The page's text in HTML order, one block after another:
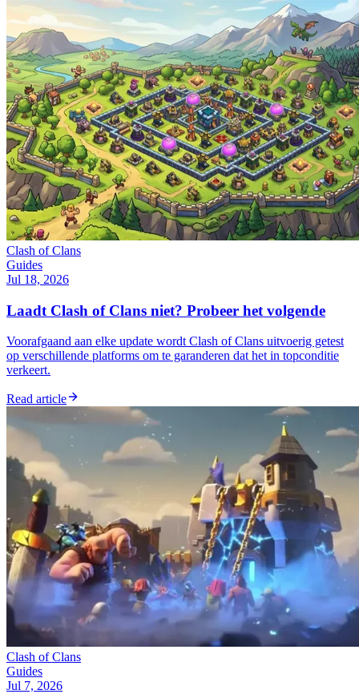
Clash of Clans
Guides
Jul 18, 2026
Laadt Clash of Clans niet? Probeer het volgende
Voorafgaand aan elke update wordt Clash of Clans uitvoerig getest
op verschillende platforms om te garanderen dat het in topconditie
verkeert.
Read article
Clash of Clans
Guides
Jul 7, 2026